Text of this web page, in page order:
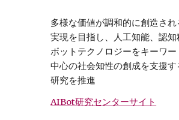
多様な価値が調和的に創造さ
実現を目指し、人工知能、認知
ボットテクノロジーをキーワー
中心の社会知性の創成を支援
研究を推進
AIBot研究センターサイト